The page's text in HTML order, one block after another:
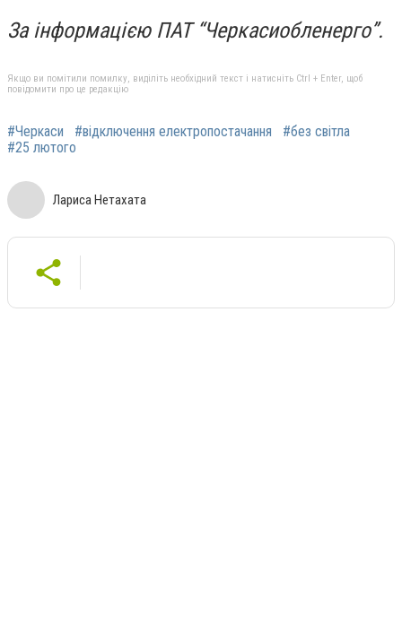
За інформацією ПАТ “Черкасиобленерго”.
Якщо ви помітили помилку, виділіть необхідний текст і натисніть Ctrl + Enter, щоб
повідомити про це редакцію
#Черкаси #відключення електропостачання
#без світла
#25 лютого
Лариса Нетахата